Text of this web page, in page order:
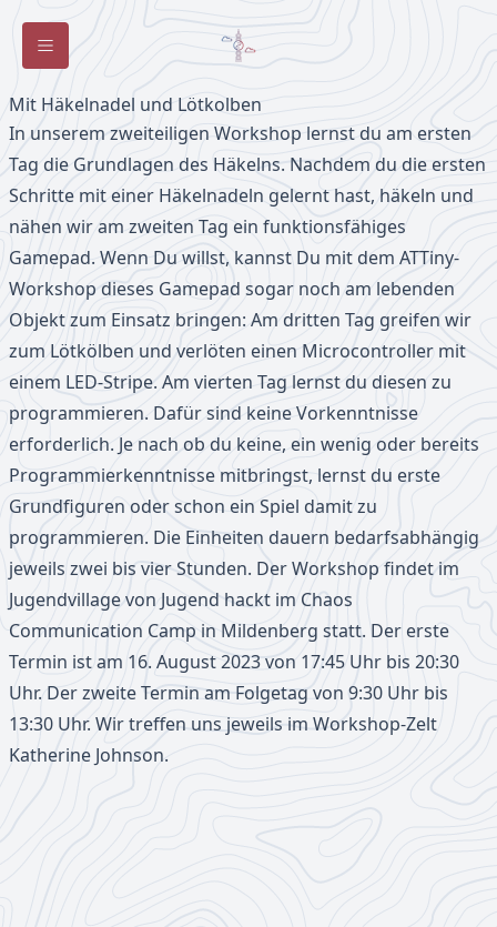
Toggle Sidebar
Mit Häkelnadel und Lötkolben
In unserem zweiteiligen Workshop lernst du am ersten
Tag die Grundlagen des Häkelns. Nachdem du die ersten
Schritte mit einer Häkelnadeln gelernt hast, häkeln und
nähen wir am zweiten Tag ein funktionsfähiges
Gamepad. Wenn Du willst, kannst Du mit dem ATTiny-
Workshop dieses Gamepad sogar noch am lebenden
Objekt zum Einsatz bringen: Am dritten Tag greifen wir
zum Lötkölben und verlöten einen Microcontroller mit
einem LED-Stripe. Am vierten Tag lernst du diesen zu
programmieren. Dafür sind keine Vorkenntnisse
erforderlich. Je nach ob du keine, ein wenig oder bereits
Programmierkenntnisse mitbringst, lernst du erste
Grundfiguren oder schon ein Spiel damit zu
programmieren. Die Einheiten dauern bedarfsabhängig
jeweils zwei bis vier Stunden. Der Workshop findet im
Jugendvillage von Jugend hackt im Chaos
Communication Camp in Mildenberg statt. Der erste
Termin ist am 16. August 2023 von 17:45 Uhr bis 20:30
Uhr. Der zweite Termin am Folgetag von 9:30 Uhr bis
13:30 Uhr. Wir treffen uns jeweils im Workshop-Zelt
Katherine Johnson.